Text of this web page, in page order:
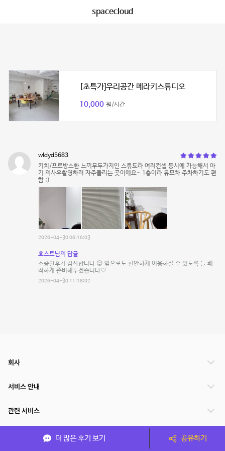
spacecloud
[초특가]우리공간 메라키스튜디오
10,000 원/시간
wldyd5683
키치/프로방스한 느끼무두가지인 스튜됴라 여러컨셉 동시에 가능해서 아
기 의사우촬영하러 자주들리는 곳이에요~ 1층이라 유모차 주차하기도 편
함 ;)
2026-04-30 06:16:03
호스트님의 답글
소중한후기 감사합니다 😊 앞으로도 편안하게 이용하실 수 있도록 늘 쾌
적하게 준비해두겠습니다🤍
2026-04-30 11:18:02
더 많은 후기 보기 공유하기
회사
서비스 안내
관련 서비스